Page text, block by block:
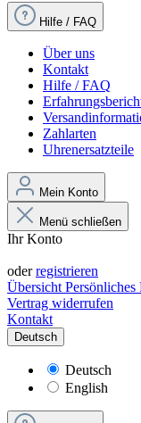
Hilfe / FAQ
Über uns
Kontakt
Hilfe / FAQ
Zahlarten
Uhrenersatzteile
Mein Konto
Menü schließen
Ihr Konto
oderregistrieren
Übersicht Persönliches
Vertrag widerrufen
Kontakt
Deutsch
Deutsch
English